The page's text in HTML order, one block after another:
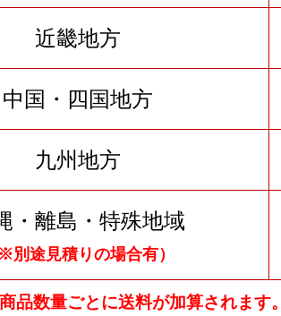
近畿地方
中国・四国地方
九州地方
・離島・特殊地域
※別途見積りの場合有）
品数量ごとに送料が加算されます